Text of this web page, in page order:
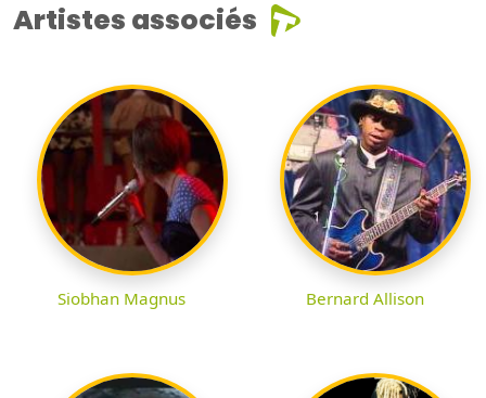
Artistes associés
Siobhan Magnus Bernard Allison